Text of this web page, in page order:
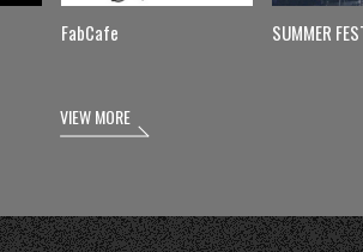
FabCafe SUMMER
VIEW MORE